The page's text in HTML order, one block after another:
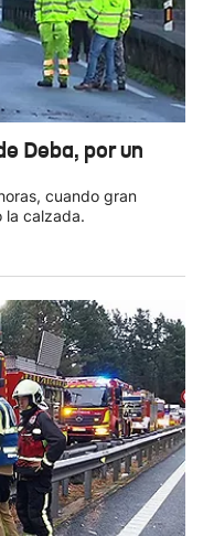
Deba, por un
cuando gran
la calzada.